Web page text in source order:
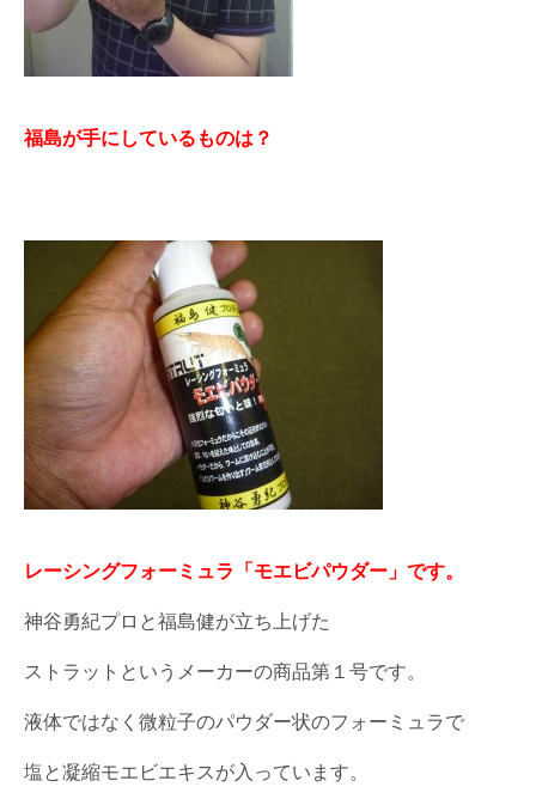
福島が手にしているものは？
レーシングフォーミュラ「モエビパウダー」です。
神谷勇紀プロと福島健が立ち上げた
ストラットというメーカーの商品第１号です。
液体ではなく微粒子のパウダー状のフォーミュラで
塩と凝縮モエビエキスが入っています。